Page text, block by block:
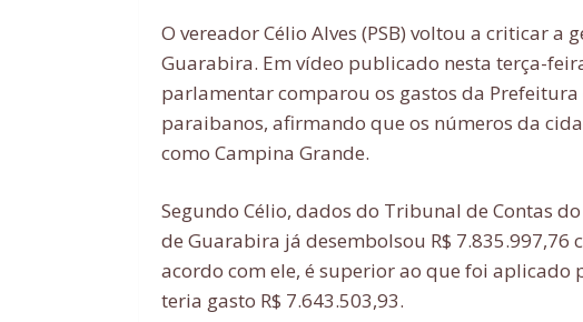
O vereador Célio Alves (PSB) voltou a criticar a
Guarabira. Em vídeo publicado nesta terça-
parlamentar comparou os gastos da
paraibanos, afirmando que os números da
como Campina Grande.
Segundo Célio, dados do Tribunal de Contas
de Guarabira já desembolsou R$ 7.835.997,76
acordo com ele, é superior ao que foi aplicado
teria gasto R$ 7.643.503,93.